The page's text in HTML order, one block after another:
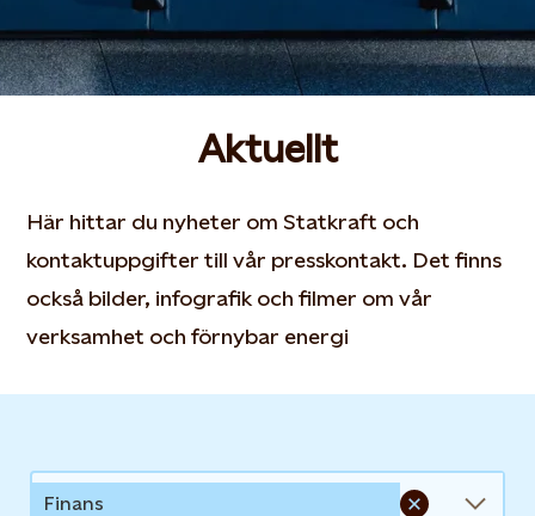
Aktuellt
Här hittar du nyheter om Statkraft och
kontaktuppgifter till vår presskontakt. Det finns
också bilder, infografik och filmer om vår
verksamhet och förnybar energi
News
Finans